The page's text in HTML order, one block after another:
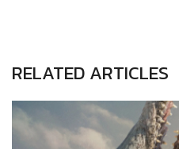
RELATED ARTICLES